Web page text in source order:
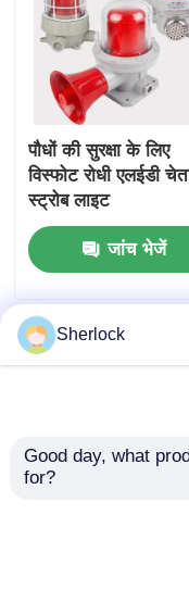
पौधों की सुरक्षा के लिए
विस्फोट रोधी एलईडी
स्ट्रोब लाइट
जांच भेजें
Sherlock
Good day, what
for?